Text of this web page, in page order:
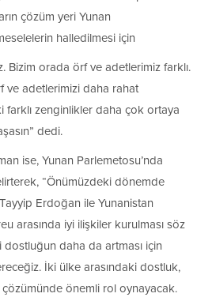
çözüm yeri Yunan
halledilmesi için
Bizim orada örf ve adetlerimiz farklı.
ve adetlerimizi daha rahat
farklı zenginlikler daha çok ortaya
dedi.
ise, Yunan Parlemetosu’nda
“Önümüzdeki dönemde
Erdoğan ile Yunanistan
arasında iyi ilişkiler kurulması söz
daha da artması için
İki ülke arasındaki dostluk,
çözümünde önemli rol oynayacak.